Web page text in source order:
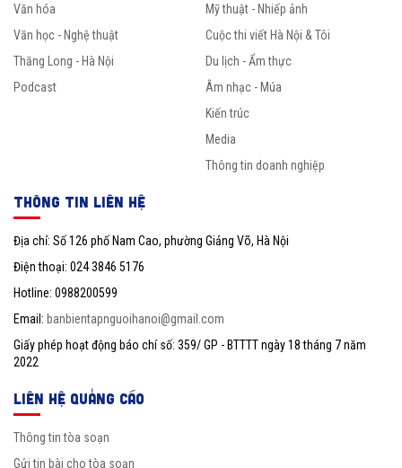
Văn hóa
Văn học - Nghệ thuật
Thăng Long - Hà Nội
Podcast
Mỹ thuật - Nhiếp ảnh
Cuộc thi viết Hà Nội & Tôi
Du lịch - Ẩm thực
Âm nhạc - Múa
Kiến trúc
Media
Thông tin doanh nghiệp
THÔNG TIN LIÊN HỆ
Địa chỉ: Số 126 phố Nam Cao, phường Giảng Võ, Hà Nội
Điện thoại: 024 3846 5176
Hotline: 0988200599
Email: banbientapnguoihanoi@gmail.com
Giấy phép hoạt động báo chí số: 359/ GP - BTTTT ngày 18 tháng 7 năm
2022
LIÊN HỆ QUẢNG CÁO
Thông tin tòa soạn
Gửi tin bài cho tòa soạn